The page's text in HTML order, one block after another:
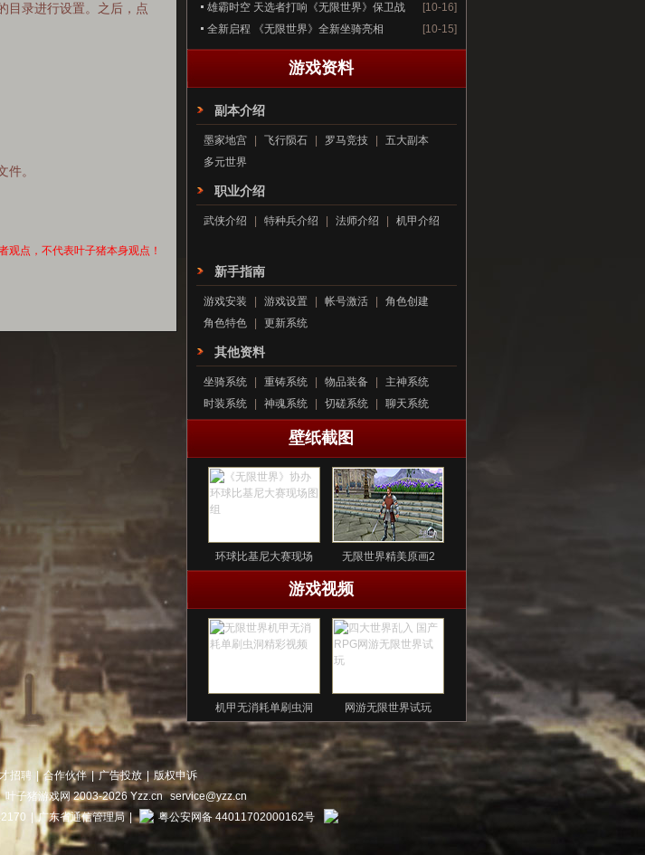
目录进行设置。之后，点
。
观点，不代表叶子猪本身观点！
[10-16]
雄霸时空 天选者打响《无限世界》保卫战
[10-15]
全新启程 《无限世界》全新坐骑亮相
游戏资料
副本介绍
墨家地宫 飞行陨石 罗马竞技
五大副本
多元世界
职业介绍
武侠介绍 特种兵介绍 法师介绍 机甲介绍
新手指南
游戏安装 游戏设置 帐号激活
角色创建
角色特色
更新系统
其他资料
坐骑系统 重铸系统 物品装备
主神系统
时装系统
神魂系统 切磋系统 聊天系统
壁纸截图
环球比基尼大赛现场 无限世界精美原画2
游戏视频
机甲无消耗单刷虫洞 网游无限世界试玩
招聘 | 合作伙伴 | 广告投放
版权申诉
叶子猪游戏网 2003-2026Yzz.cn service@yzz.cn
广东省通信管理局 | 粤公安网备 44011702000162号